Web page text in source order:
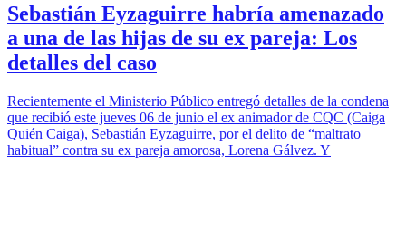
Sebastián Eyzaguirre habría amenazado
a una de las hijas de su ex pareja: Los
detalles del caso
Recientemente el Ministerio Público entregó detalles de la condena
que recibió este jueves 06 de junio el ex animador de CQC (Caiga
Quién Caiga), Sebastián Eyzaguirre, por el delito de “maltrato
habitual” contra su ex pareja amorosa, Lorena Gálvez. Y